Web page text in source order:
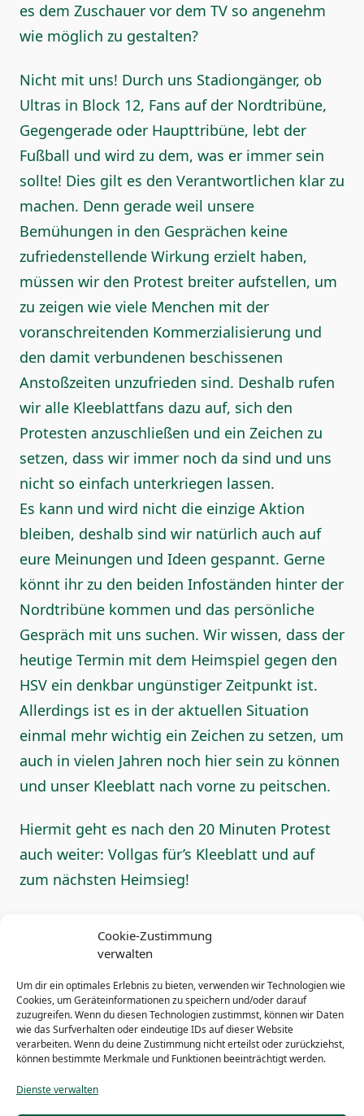
Cookie-Zustimmung
verwalten
Um dir ein optimales Erlebnis zu bieten, verwenden wir Technologien wie
Cookies, um Geräteinformationen zu speichern und/oder darauf
zuzugreifen. Wenn du diesen Technologien zustimmst, können wir Daten
wie das Surfverhalten oder eindeutige IDs auf dieser Website
verarbeiten. Wenn du deine Zustimmung nicht erteilst oder zurückziehst,
können bestimmte Merkmale und Funktionen beeinträchtigt werden.
Dienste verwalten
es dem Zuschauer vor dem TV so angenehm
wie möglich zu gestalten?
Nicht mit uns! Durch uns Stadiongänger, ob
Ultras in Block 12, Fans auf der Nordtribüne,
Gegengerade oder Haupttribüne, lebt der
Fußball und wird zu dem, was er immer sein
sollte! Dies gilt es den Verantwortlichen klar zu
machen. Denn gerade weil unsere
Bemühungen in den Gesprächen keine
zufriedenstellende Wirkung erzielt haben,
müssen wir den Protest breiter aufstellen, um
zu zeigen wie viele Menchen mit der
voranschreitenden Kommerzialisierung und
den damit verbundenen beschissenen
Anstoßzeiten unzufrieden sind. Deshalb rufen
wir alle Kleeblattfans dazu auf, sich den
Protesten anzuschließen und ein Zeichen zu
setzen, dass wir immer noch da sind und uns
nicht so einfach unterkriegen lassen.
Es kann und wird nicht die einzige Aktion
bleiben, deshalb sind wir natürlich auch auf
eure Meinungen und Ideen gespannt. Gerne
könnt ihr zu den beiden Infoständen hinter der
Nordtribüne kommen und das persönliche
Gespräch mit uns suchen. Wir wissen, dass der
heutige Termin mit dem Heimspiel gegen den
HSV ein denkbar ungünstiger Zeitpunkt ist.
Allerdings ist es in der aktuellen Situation
einmal mehr wichtig ein Zeichen zu setzen, um
auch in vielen Jahren noch hier sein zu können
und unser Kleeblatt nach vorne zu peitschen.
Hiermit geht es nach den 20 Minuten Protest
auch weiter: Vollgas für’s Kleeblatt und auf
zum nächsten Heimsieg!
<span
class="nav-
screen-
PREVIOUS POST
20 Minuten Boykott beim Spiel gegen den